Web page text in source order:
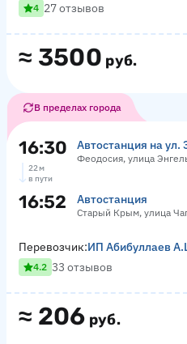
≈ 3500 руб.
4 27 отзывов
В пределах города
16:30 Автостанция на ул.
Феодосия, улица
22 м
в пути
16:52 Автостанция
Старый Крым, улица
≈ 206 руб.
Перевозчик:ИП Абибуллаев
4.2 33 отзывов